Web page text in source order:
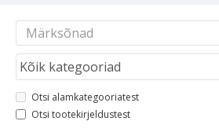
Otsi alamkategooriatest
Otsi tootekirjeldustest